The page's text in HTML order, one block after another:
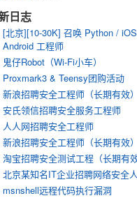
日志
[北京][10-30K] 召唤 Python /
Android 工程师
鬼仔Robot（Wi-Fi小车）
Proxmark3 & Teensy团购活动
新浪招聘安全工程师（长期有效）
安氏领信招聘安全服务工程师
人人网招聘安全工程师
新浪招聘安全工程师（长期有效）
淘宝招聘安全测试工程（长期有效
北京某知名IT企业招聘网络安全
msnshell远程代码执行漏洞